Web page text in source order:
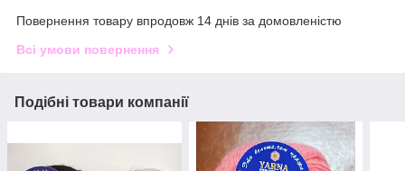
Повернення товару впродовж 14 днів за домовленістю
Всі умови повернення
Подібні товари компанії